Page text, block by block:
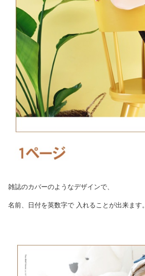
雑誌のカバーのようなデザインで、
名前、日付を英数字で 入れることが出来ます。